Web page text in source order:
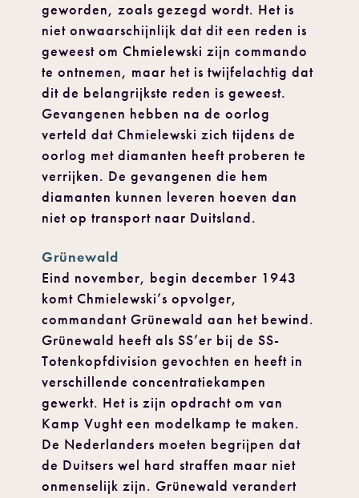
geworden, zoals gezegd wordt. Het is
niet onwaarschijnlijk dat dit een reden is
geweest om Chmielewski zijn commando
te ontnemen, maar het is twijfelachtig dat
dit de belangrijkste reden is geweest.
Gevangenen hebben na de oorlog
verteld dat Chmielewski zich tijdens de
oorlog met diamanten heeft proberen te
verrijken. De gevangenen die hem
diamanten kunnen leveren hoeven dan
niet op transport naar Duitsland.
Grünewald
Eind november, begin december 1943
komt Chmielewski’s opvolger,
commandant Grünewald aan het bewind.
Grünewald heeft als SS’er bij de SS-
Totenkopfdivision gevochten en heeft in
verschillende concentratiekampen
gewerkt. Het is zijn opdracht om van
Kamp Vught een modelkamp te maken.
De Nederlanders moeten begrijpen dat
de Duitsers wel hard straffen maar niet
onmenselijk zijn. Grünewald verandert